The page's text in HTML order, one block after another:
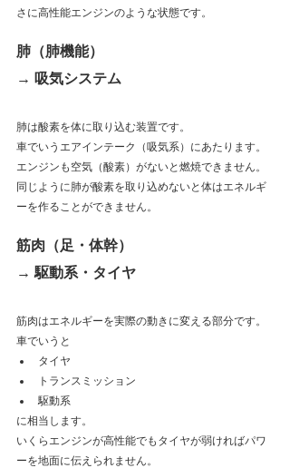
さに高性能エンジンのような状態です。
肺（肺機能）
→ 吸気システム
肺は酸素を体に取り込む装置です。
車でいうエアインテーク（吸気系）にあたります。
エンジンも空気（酸素）がないと燃焼できません。
同じように肺が酸素を取り込めないと体はエネルギ
ーを作ることができません。
筋肉（足・体幹）
→ 駆動系・タイヤ
筋肉はエネルギーを実際の動きに変える部分です。
車でいうと
タイヤ
トランスミッション
駆動系
に相当します。
いくらエンジンが高性能でもタイヤが弱ければパワ
ーを地面に伝えられません。